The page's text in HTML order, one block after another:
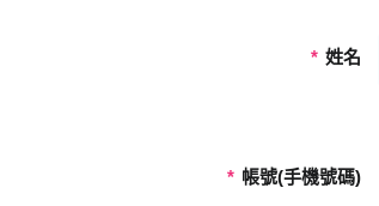
* 姓名
* 帳號(手機號碼)